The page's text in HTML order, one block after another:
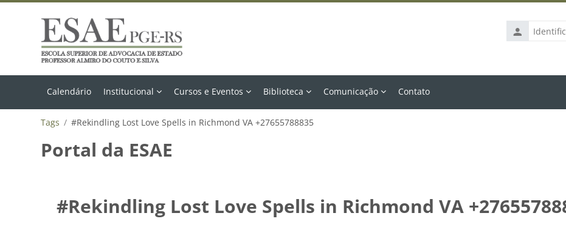
Identificação
de
Calendário Institucional Cursos e Eventos Biblioteca Comunicação Contato
Tags #Rekindling Lost Love Spells in Richmond VA +27655788835
Portal da ESAE
#Rekindling Lost Love Spells in Richmond VA